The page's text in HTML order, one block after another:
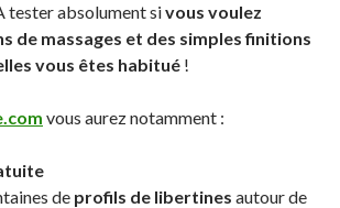
tester absolument sivous voulez
de massages et des simples finitions
vous êtes habitué !
vous aurez notamment :
de profils de libertines autour de